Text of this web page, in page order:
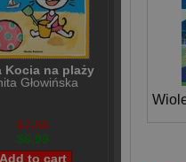
Kocia na plaży
Głowińska
$7,99
$6,99